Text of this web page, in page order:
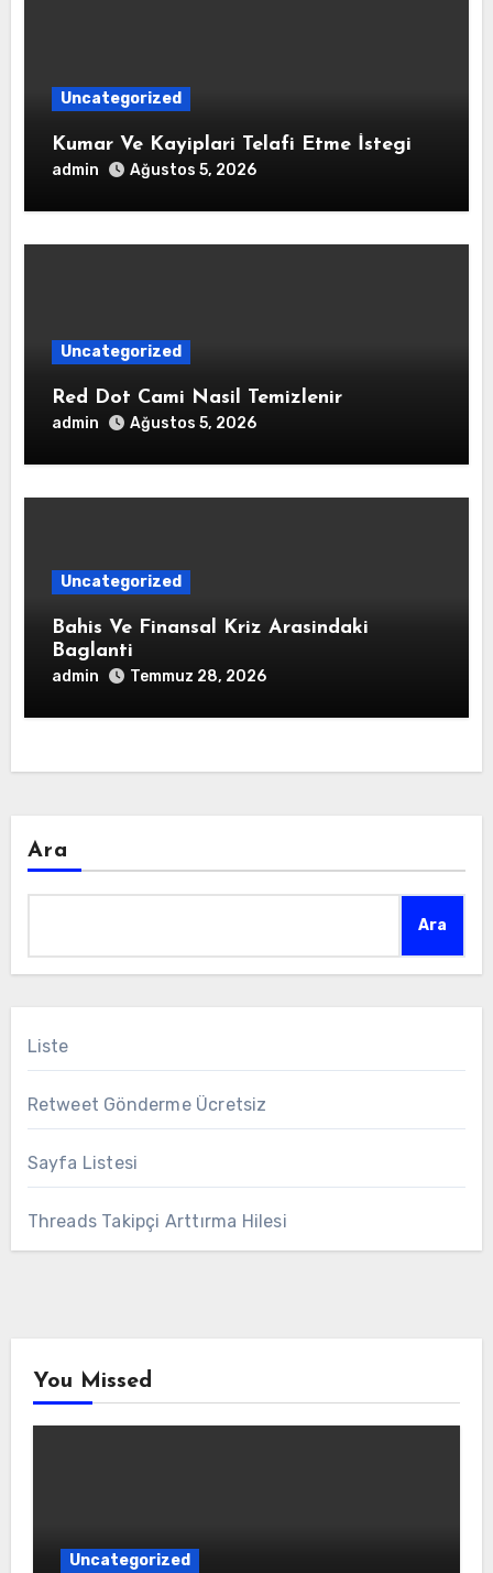
Uncategorized
Kumar Ve Kayiplari Telafi Etme İstegi
admin Ağustos 5, 2026
Uncategorized
Red Dot Cami Nasil Temizlenir
admin Ağustos 5, 2026
Uncategorized
Bahis Ve Finansal Kriz Arasindaki
Baglanti
admin Temmuz 28, 2026
Ara
Ara
Liste
Retweet Gönderme Ücretsiz
Sayfa Listesi
Threads Takipçi Arttırma Hilesi
You Missed
Uncategorized